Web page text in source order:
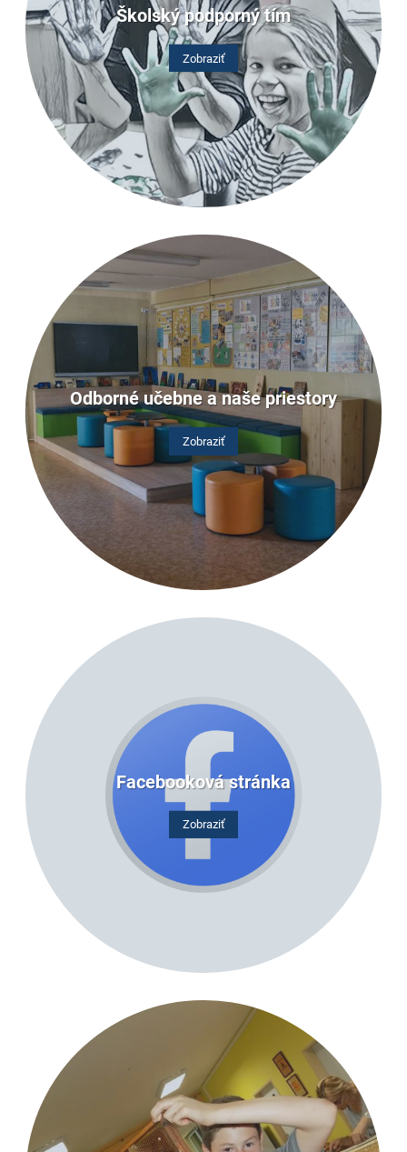
Školský podporný tím
Zobraziť
Odborné učebne a naše priestory
Zobraziť
Facebooková stránka
Zobraziť